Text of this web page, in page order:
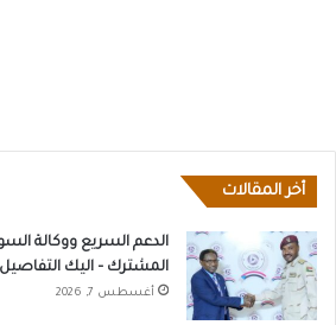
أخر المقالات
الدعم السريع ووكالة
المشترك – اليك التفاصيل
أغسطس 7, 2026